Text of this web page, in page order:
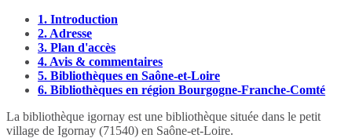
1. Introduction
2. Adresse
3. Plan d'accès
4. Avis & commentaires
5. Bibliothèques en Saône-et-Loire
6. Bibliothèques en région Bourgogne-Franche-Comté
La bibliothèque igornay est une bibliothèque située dans le petit
village de Igornay (71540) en Saône-et-Loire.